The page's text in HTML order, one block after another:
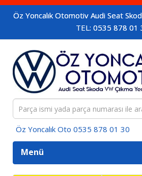
Yoncalık Otomotiv Audi Seat Skoda
TEL: 0535 878 01
Yoncalık Oto 0535 878 01 30
Menü